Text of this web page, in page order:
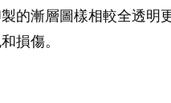
的漸層圖樣相較全透
損傷。